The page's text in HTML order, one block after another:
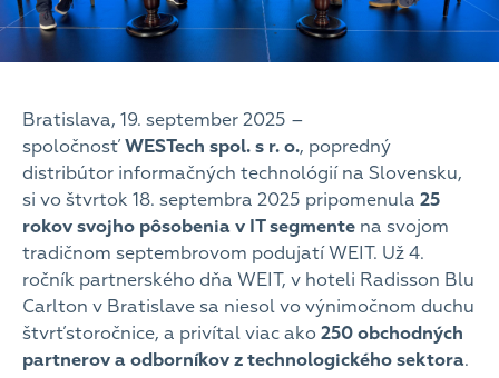
Bratislava, 19. september 2025 –
spoločnosť WESTech spol. s r. o., popredný
distribútor informačných technológií na Slovensku,
si vo štvrtok 18. septembra 2025 pripomenula 25
rokov svojho pôsobenia v IT segmente na svojom
tradičnom septembrovom podujatí WEIT. Už 4.
ročník partnerského dňa WEIT, v hoteli Radisson Blu
Carlton v Bratislave sa niesol vo výnimočnom duchu
štvrťstoročnice, a privítal viac ako 250 obchodných
partnerov a odborníkov z technologického sektora.